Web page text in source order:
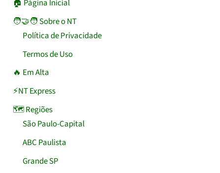
🏠︎ Página Inicial
🧑‍🤝‍🧑 Sobre o NT
Política de Privacidade
Termos de Uso
🔥 Em Alta
⚡NT Express
🗺️ Regiões
São Paulo-Capital
ABC Paulista
Grande SP